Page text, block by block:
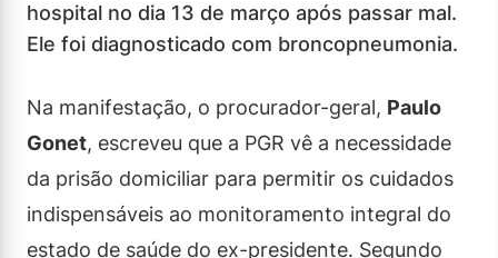
hospital no dia 13 de março após passar mal.
Ele foi diagnosticado com broncopneumonia.
Na manifestação, o procurador-geral, Paulo
Gonet, escreveu que a PGR vê a necessidade
da prisão domiciliar para permitir os cuidados
indispensáveis ao monitoramento integral do
estado de saúde do ex-presidente. Segundo